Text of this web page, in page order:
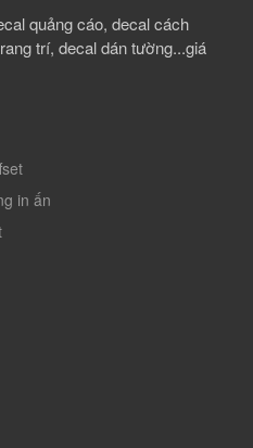
quảng cáo, decal cách
trí, decal dán tường...giá
in ấn